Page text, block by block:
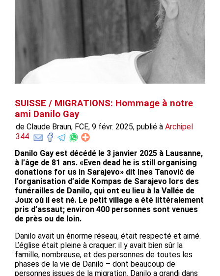
SUISSE / MIGRATIONS: Hommage à notre
ami Danilo Gay
de Claude Braun, FCE, 9 févr. 2025, publié à Archipel
344
Danilo Gay est décédé le 3 janvier 2025 à Lausanne,
à l’âge de 81 ans. «Even dead he is still organising
donations for us in Sarajevo» dit Ines Tanović de
l’organisation d’aide Kompas de Sarajevo lors des
funérailles de Danilo, qui ont eu lieu à la Vallée de
Joux où il est né. Le petit village a été littéralement
pris d’assaut; environ 400 personnes sont venues
de près ou de loin.
Danilo avait un énorme réseau, était respecté et aimé.
L’église était pleine à craquer: il y avait bien sûr la
famille, nombreuse, et des personnes de toutes les
phases de la vie de Danilo – dont beaucoup de
personnes issues de la migration. Danilo a grandi dans